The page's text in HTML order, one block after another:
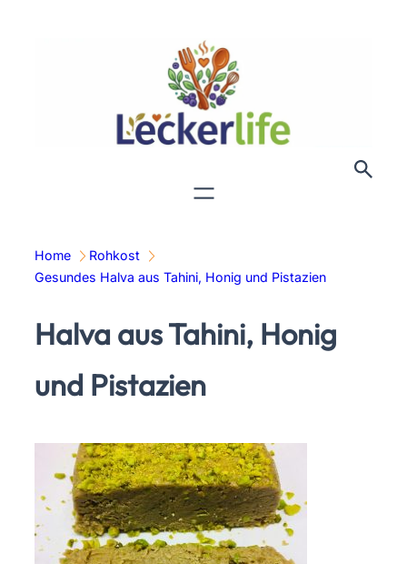
Home
Rohkost
Gesundes Halva aus Tahini, Honig und Pistazien
Halva aus Tahini, Honig
und Pistazien